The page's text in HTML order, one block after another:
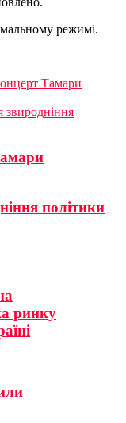
режимі.
Тамари
звиродніння
політики
ринку